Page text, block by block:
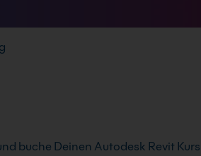
buche Deinen Autodesk Revit